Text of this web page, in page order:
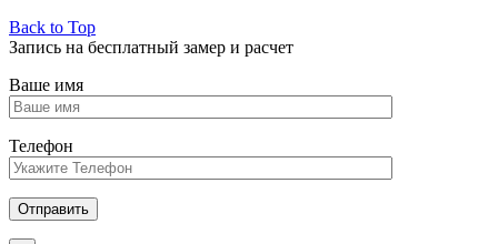
Back to Top
Запись на бесплатный замер и расчет
Ваше имя
Телефон